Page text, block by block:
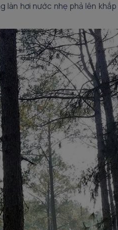
làn hơi nước nhẹ phả lên